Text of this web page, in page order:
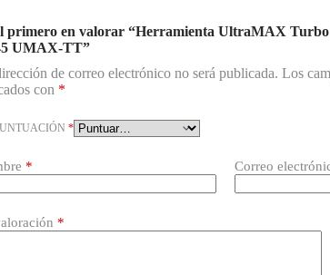
primero en valorar “Herramienta UltraMAX
UMAX-TT”
de correo electrónico no será publicada. Los
con *
*
* Correo
*